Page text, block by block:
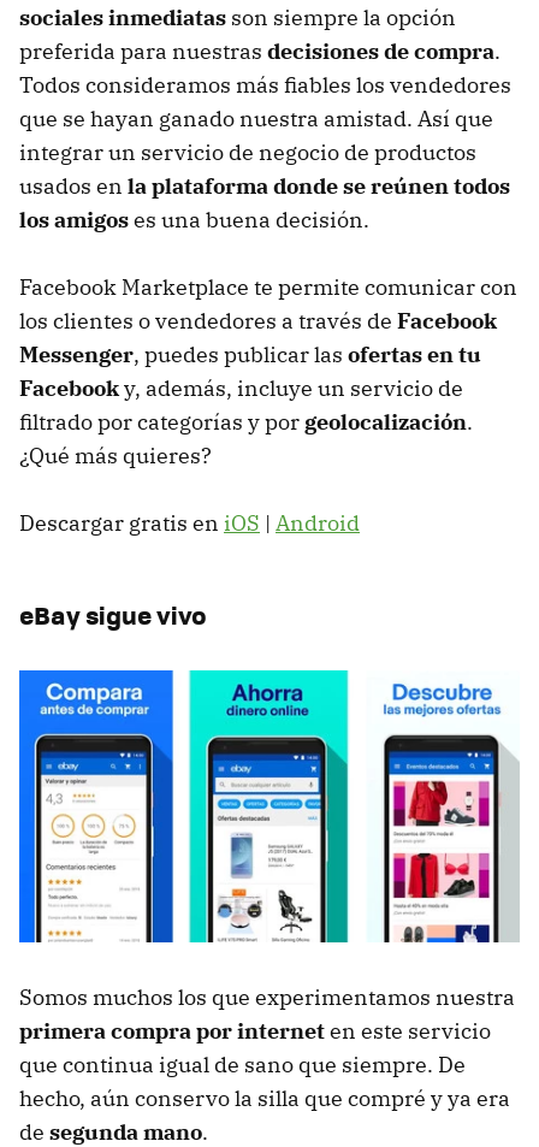
sociales inmediatas son siempre la opción
preferida para nuestras decisiones de compra.
Todos consideramos más fiables los vendedores
que se hayan ganado nuestra amistad. Así que
integrar un servicio de negocio de productos
usados en la plataforma donde se reúnen todos
los amigoses una buena decisión.
Facebook Marketplace te permite comunicar con
los clientes o vendedores a través de Facebook
Messenger, puedes publicar las ofertas en tu
Facebooky, además, incluye un servicio de
filtrado por categorías y por geolocalización.
¿Qué más quieres?
Descargar gratis en iOS | Android
eBay sigue vivo
Somos muchos los que experimentamos nuestra
primera compra por interneten este servicio
que continua igual de sano que siempre. De
hecho, aún conservo la silla que compré y ya era
de segunda mano.